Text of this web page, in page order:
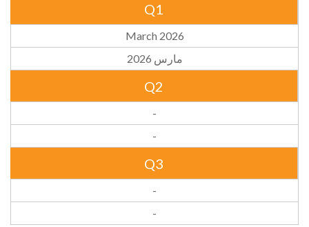
Q1
March 2026
مارس 2026
Q2
-
-
Q3
-
-